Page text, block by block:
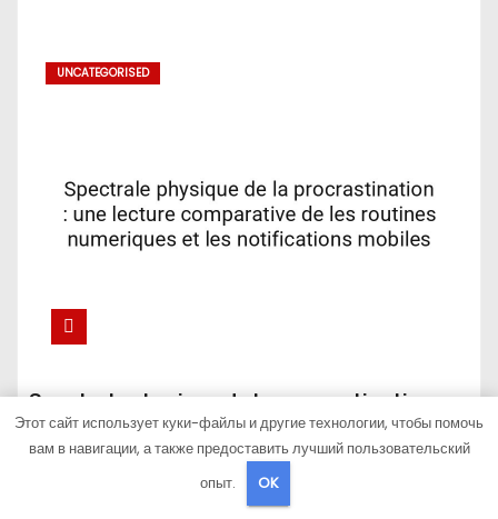
UNCATEGORISED
Spectrale physique de la procrastination :
une lecture comparative de les routines
numeriques et les notifications mobiles
Khozyain_dom
Этот сайт использует куки-файлы и другие технологии, чтобы помочь
вам в навигации, а также предоставить лучший пользовательский
опыт.
OK